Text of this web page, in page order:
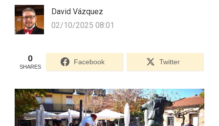
David Vázquez
02/10/2025 08:01
0
SHARES
Facebook Twitter
Contraseña
Recuérdame
ACCEDER